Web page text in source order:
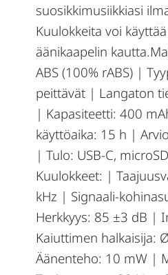
suosikkimusiikkiasi
Kuulokkeita voi
äänikaapelin
ABS (100% rABS) |
peittävät | Langaton
| Kapasiteetti: 400
käyttöaika: 15 h |
| Tulo: USB-C,
Kuulokkeet: |
kHz | Signaali-
Herkkyys: 85 ±3 dB |
Kaiuttimen halkaisija:
Äänenteho: 10 mW |